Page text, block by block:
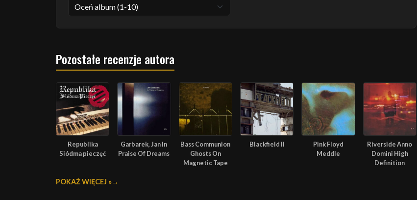
Pozostałe recenzje autora
Republika
Siódma pieczęć
Garbarek, Jan In
Praise Of Dreams
Bass Communion
Ghosts On
Magnetic Tape
Blackfield II
Pink Floyd
Meddle
Riverside Anno
Domini High
Definition
POKAŻ WIĘCEJ »